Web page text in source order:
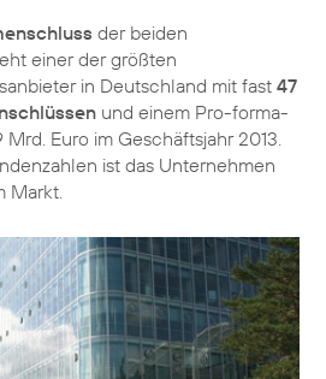
der beiden
einer der größten
in Deutschland mit fast 47
und einem Pro-forma-
Euro im Geschäftsjahr 2013.
ist das Unternehmen
Markt.